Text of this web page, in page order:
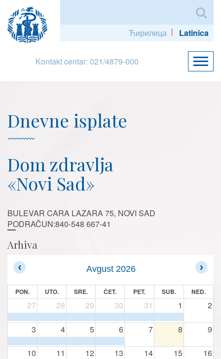
Ћирилица Latinica
Kontakt centar: 021/4879-000
Dnevne isplate
Dom zdravlja
«Novi Sad»
BULEVAR CARA LAZARA 75, NOVI SAD
PODRAČUN:840-548 667-41
Arhiva
Avgust 2026
PON. UTO. SRE. ČET. PET. SUB. NED.
27 28 29 30 31 1 2
3 4 5 6 7 8 9
10 11 12 13 14 15 16